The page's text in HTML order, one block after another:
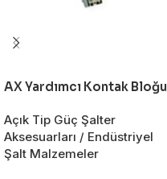
AX Yardımcı Kontak Bloğu
Açık Tip Güç Şalter
Aksesuarları / Endüstriyel
Şalt Malzemeler